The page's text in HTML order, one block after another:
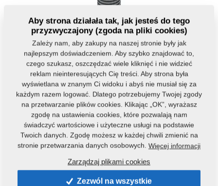
pobrania
Kod produktu: m14993
Tą część można zastosować również w maszynach:
Aby strona działała tak, jak jesteś do tego
przyzwyczajony (zgoda na pliki cookies)
Zależy nam, aby zakupy na naszej stronie były jak
najlepszym doświadczeniem. Aby szybko znajdować to,
czego szukasz, oszczędzać wiele kliknięć i nie widzieć
reklam nieinteresujących Cię treści. Aby strona była
wyświetlana w znanym Ci widoku i abyś nie musiał się za
każdym razem logować. Dlatego potrzebujemy Twojej zgody
na przetwarzanie plików cookies. Klikając „OK”, wyrażasz
zgodę na ustawienia cookies, które pozwalają nam
świadczyć wartościowe i użyteczne usługi na podstawie
Twoich danych. Zgodę możesz w każdej chwili zmienić na
stronie przetwarzania danych osobowych. Więcej informacji
Zarządzaj plikami cookies
Zezwól na wszystkie